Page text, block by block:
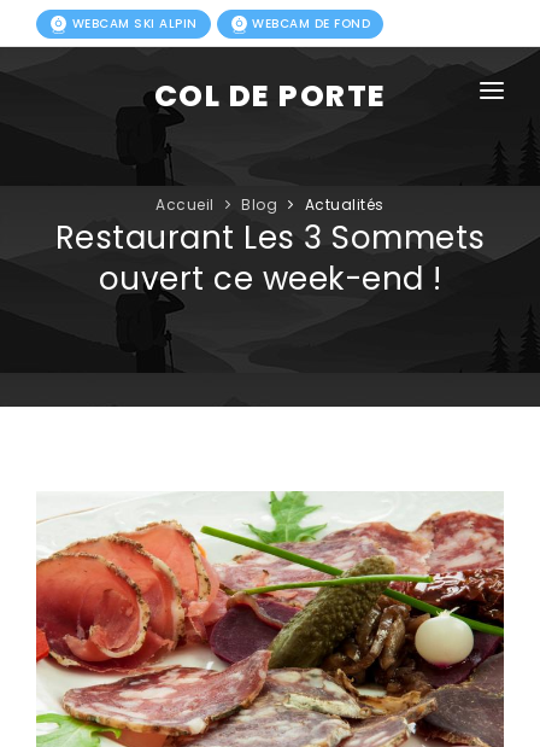
WEBCAM SKI ALPIN WEBCAM DE FOND
COL DE PORTE
FORFAITS
Accueil Blog Actualités
Restaurant Les 3 Sommets
ouvert ce week-end !